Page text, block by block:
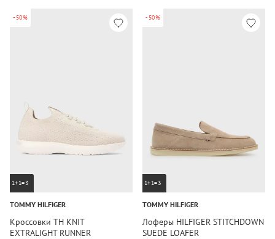
-50%
1+1=3
TOMMY HILFIGER
Кроссовки TH KNIT
EXTRALIGHT RUNNER
-50%
1+1=3
TOMMY HILFIGER
Лоферы HILFIGER STITCHDOWN
SUEDE LOAFER